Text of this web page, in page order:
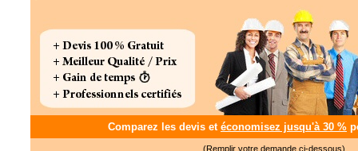
Comparez les devis et économisez jusqu'à 30 %
(Remplir votre demande ci-dessous)